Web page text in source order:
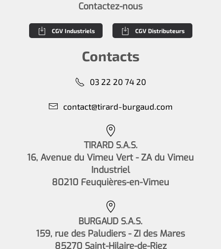
Contactez-nous
CGV Industriels CGV Distributeurs
Contacts
03 22 20 74 20
contact@tirard-burgaud.com
TIRARD S.A.S.
16, Avenue du Vimeu Vert - ZA du Vimeu
Industriel
80210 Feuquières-en-Vimeu
BURGAUD S.A.S.
159, rue des Paludiers - ZI des Mares
85270 Saint-Hilaire-de-Riez